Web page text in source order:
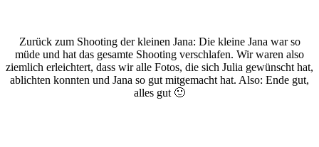
Zurück zum Shooting der kleinen Jana: Die kleine Jana war so
müde und hat das gesamte Shooting verschlafen. Wir waren also
ziemlich erleichtert, dass wir alle Fotos, die sich Julia gewünscht hat,
ablichten konnten und Jana so gut mitgemacht hat. Also: Ende gut,
alles gut 🙂